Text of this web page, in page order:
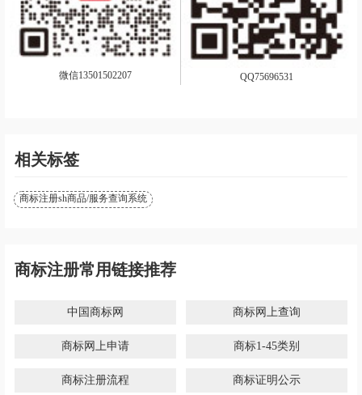
微信13501502207 QQ75696531
相关标签
商标注册sh商品/服务查询系统
商标注册常用链接推荐
中国商标网 商标网上查询
商标网上申请 商标1-45类别
商标注册流程 商标证明公示